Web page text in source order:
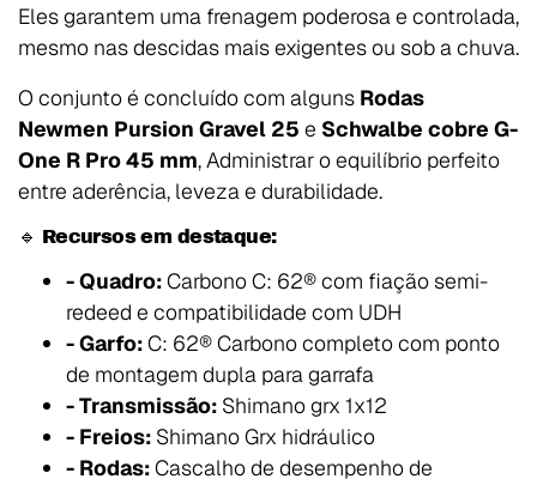
Eles garantem uma frenagem poderosa e controlada,
mesmo nas descidas mais exigentes ou sob a chuva.
O conjunto é concluído com alguns Rodas
Newmen Pursion Gravel 25 e Schwalbe cobre G-
One R Pro 45 mm, Administrar o equilíbrio perfeito
entre aderência, leveza e durabilidade.
🔹 Recursos em destaque:
- Quadro:Carbono C: 62® com fiação semi-
redeed e compatibilidade com UDH
- Garfo:C: 62® Carbono completo com ponto
de montagem dupla para garrafa
- Transmissão: Shimano grx 1x12
- Freios: Shimano Grx hidráulico
- Rodas:Cascalho de desempenho de